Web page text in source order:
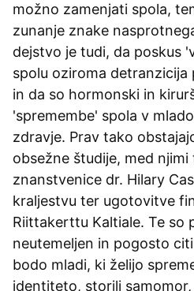
možno zamenjati spola,
zunanje znake
dejstvo je tudi, da poskus
spolu oziroma
in da so hormonski in
'spremembe' spola v
zdravje. Prav tako
obsežne študije, med
znanstvenice dr. Hilary
kraljestvu ter ugotovitve
Riittakerttu Kaltiale. Te so
neutemeljen in pogosto
bodo mladi, ki želijo
identiteto, storili